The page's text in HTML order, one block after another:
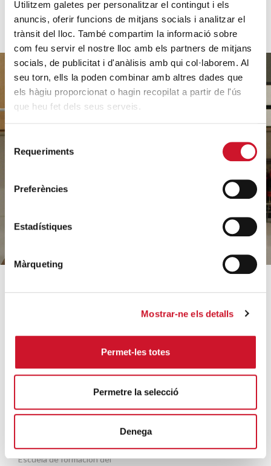
Utilitzem galetes per personalitzar el contingut i els
anuncis, oferir funcions de mitjans socials i analitzar el
trànsit del lloc. També compartim la informació sobre
com feu servir el nostre lloc amb els partners de mitjans
socials, de publicitat i d'anàlisis amb qui col·laborem. Al
seu torn, ells la poden combinar amb altres dades que
els hàgiu proporcionat o hagin recopilat a partir de l'ús
que heu fet dels seus serveis.
Selecció
Requeriments
Preferències
Estadístiques
Màrqueting
Mostrar-ne els detalls
Permet-les totes
Permetre la selecció
Denega
Escuela de formación del
básicas
Migración y refugio